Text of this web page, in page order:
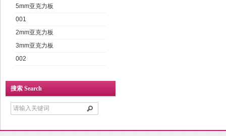
5mm亚克力板
001
2mm亚克力板
3mm亚克力板
002
搜索 Search